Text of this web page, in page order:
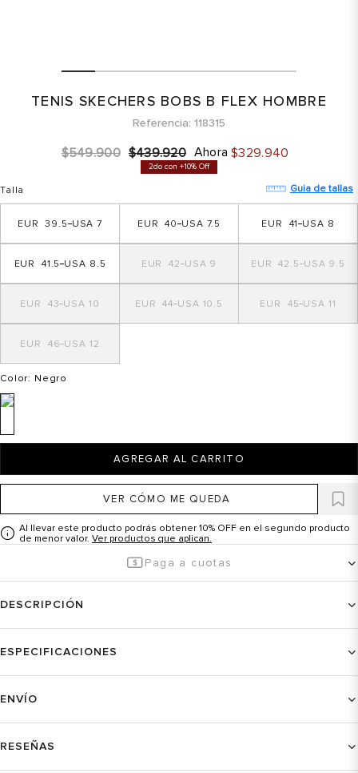
TENIS SKECHERS BOBS B FLEX HOMBRE
Referencia 118315
$549.900 $439.920 Ahora $329.940
2do con +10% Off
Talla Guia de tallas
7
39.5 7.5
40 8
41
8.5
41.5 9
42 9.5
42.5
10
43 10.5
44 11
45
12
46
Color: Negro
AGREGAR AL CARRITO
VER CÓMO ME QUEDA
Al llevar este producto podrás obtener 10% OFF en el segundo producto
de menor valor. Ver productos que aplican.
Paga a cuotas
DESCRIPCIÓN
ESPECIFICACIONES
ENVÍO
RESEÑAS